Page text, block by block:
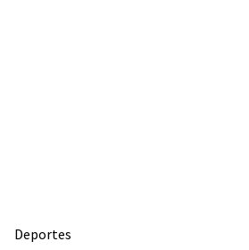
Deportes